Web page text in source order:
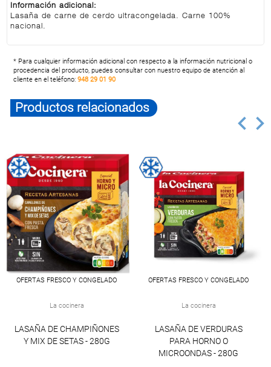
Información adicional:
Lasaña de carne de cerdo ultracongelada. Carne 100%
nacional.
* Para cualquier información adicional con respecto a la información nutricional o
procedencia del producto, puedes consultar con nuestro equipo de atención al
cliente en el teléfono:948 29 01 90
Productos relacionados
OFERTAS FRESCO Y CONGELADO
La cocinera
LASAÑA DE CHAMPIÑONES
Y MIX DE SETAS - 280G
OFERTAS FRESCO Y CONGELADO
La cocinera
LASAÑA DE VERDURAS
PARA HORNO O
MICROONDAS - 280G